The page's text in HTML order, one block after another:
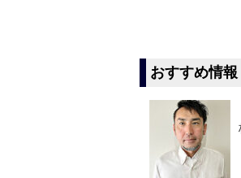
おすすめ情報